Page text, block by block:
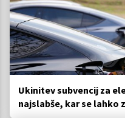
Ukinitev subvencij za
najslabše, kar se lahko